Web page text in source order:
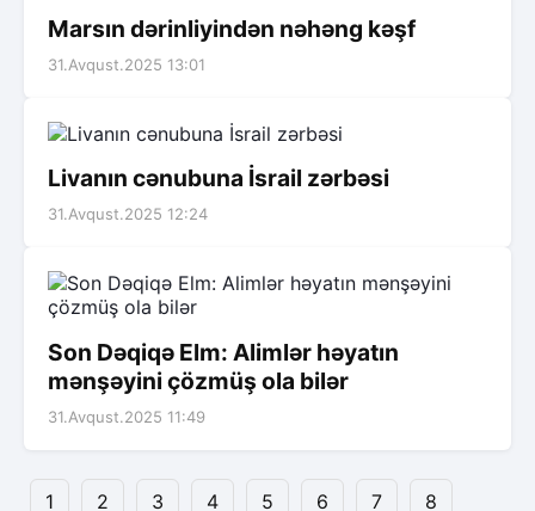
Marsın dərinliyindən nəhəng kəşf
31.Avqust.2025 13:01
Livanın cənubuna İsrail zərbəsi
31.Avqust.2025 12:24
Son Dəqiqə Elm: Alimlər həyatın
mənşəyini çözmüş ola bilər
31.Avqust.2025 11:49
1 2 3 4 5 6 7 8